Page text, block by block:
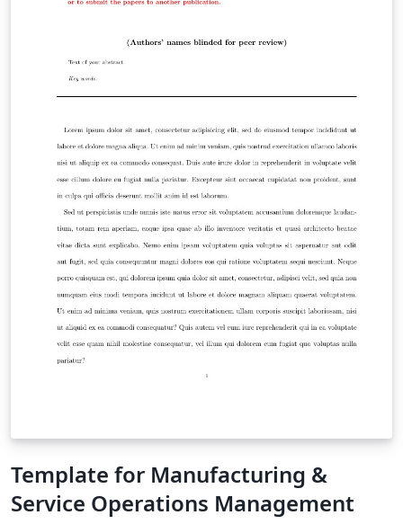
Template for Manufacturing &
Service Operations Management